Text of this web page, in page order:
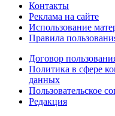
Контакты
Реклама на сайте
Использование
Правила
Договор
Политика в сфере
данных
Пользовательское
Редакция